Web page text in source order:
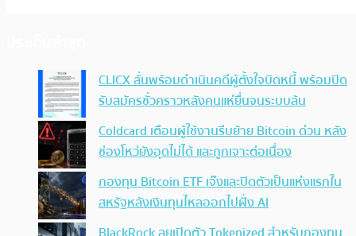
CLICX ลั่นพร้อมดำเนินคดีผู้ตั้งใจบิดหนี้ พร้อมปิด
รับสมัครชั่วคราวหลังคนแห่ยื่นจนระบบล้น
Coldcard เตือนผู้ใช้งานรีบย้าย Bitcoin ด่วน หลัง
ช่องโหว่ยังอุดไม่ได้ และถูกเจาะต่อเนื่อง
กองทุน Bitcoin ETF เจ๊งและปิดตัวเป็นแห่งแรกใน
สหรัฐหลังเงินทุนไหลออกไปฝั่ง AI